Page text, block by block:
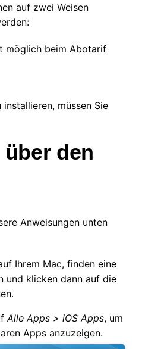
aktiviert?
nur für iOS verfügbar?
auf Setapp-
auf zwei Weisen
möglich beim Abotarif
müssen Sie
den
Anweisungen unten
Ihrem Mac, finden eine
und klicken dann auf die
Alle Apps > iOS Apps, um
Apps anzuzeigen.